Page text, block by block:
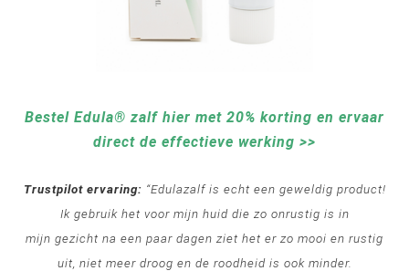
Bestel Edula® zalf hier met 20% korting en ervaar
direct de effectieve werking >>
Trustpilot ervaring: “Edulazalf is echt een geweldig product!
Ik gebruik het voor mijn huid die zo onrustig is in
mijn gezicht na een paar dagen ziet het er zo mooi en rustig
uit, niet meer droog en de roodheid is ook minder.